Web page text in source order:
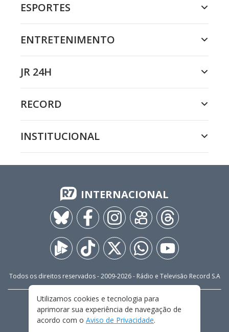
ESPORTES
ENTRETENIMENTO
JR 24H
RECORD
INSTITUCIONAL
INTERNACIONAL
Todos os direitos reservados - 2009-2026- Rádio e Televisão Record S.A
FALE CONOSCO
PRIVACIDADE
TERMOS E CONDIÇÕES DE USO
Utilizamos cookies e tecnologia para
aprimorar sua experiência de navegação de
acordo com o Aviso de Privacidade.